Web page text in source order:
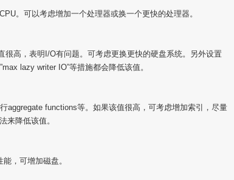
。可以考虑增加一个处理器或换一个更快的处理器。
很高，表明I/O有问题。可考虑更换更快的硬盘系统。另外设置
lazy writer IO”等措施都会降低该值。
aggregate functions等。如果该值很高，可考虑增加索引，尽量
来降低该值。
，可增加磁盘。